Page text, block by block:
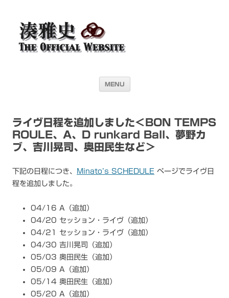
湊雅史オフィシャル・ウェブサイト＜
Masafumi Minato THE
OFFICIAL WEBSITE＞
ウェブサイトです
MENU
ライヴ日程を追加しました＜BON TEMPS
ROULE、A、D runkard Ball、夢野カ
ブ、吉川晃司、奥田民生など＞
下記の日程につき、 Minato’s SCHEDULE ページでライヴ日
程を追加しました。
04/16 A（追加）
04/20 セッション・ライヴ（追加）
04/21 セッション・ライヴ（追加）
04/30 吉川晃司（追加）
05/03 奥田民生（追加）
05/09 A（追加）
05/14 奥田民生（追加）
05/20 A（追加）